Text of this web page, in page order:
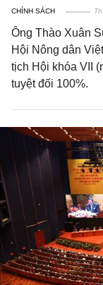
CHÍNH SÁCH
Ông Thào Xuân
Hội Nông dân
tịch Hội khóa VII
tuyệt đối 100%.